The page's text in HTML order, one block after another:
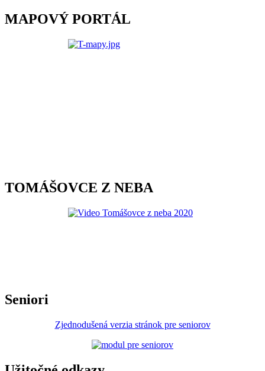
MAPOVÝ PORTÁL
TOMÁŠOVCE Z NEBA
Seniori
Zjednodušená verzia stránok pre seniorov